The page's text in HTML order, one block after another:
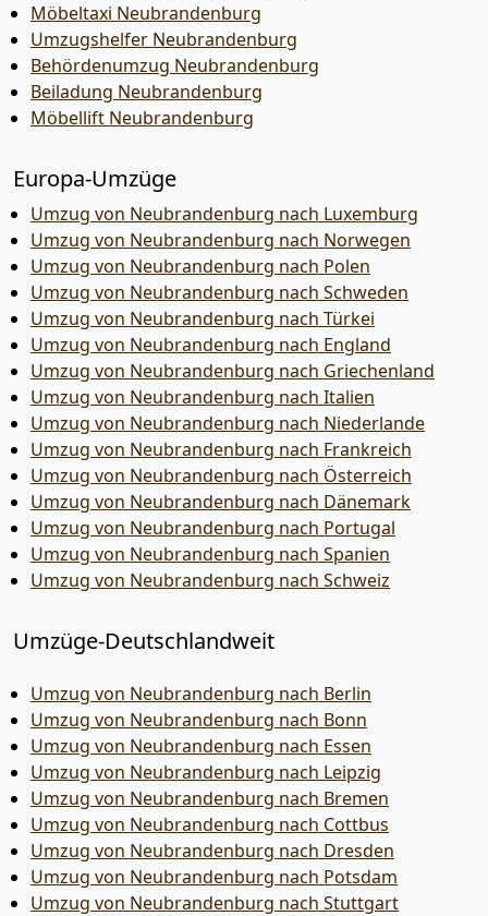
Möbeltaxi Neubrandenburg
Umzugshelfer Neubrandenburg
Behördenumzug Neubrandenburg
Beiladung Neubrandenburg
Möbellift Neubrandenburg
Europa-Umzüge
Umzug von Neubrandenburg nach Luxemburg
Umzug von Neubrandenburg nach Norwegen
Umzug von Neubrandenburg nach Polen
Umzug von Neubrandenburg nach Schweden
Umzug von Neubrandenburg nach Türkei
Umzug von Neubrandenburg nach England
Umzug von Neubrandenburg nach Griechenland
Umzug von Neubrandenburg nach Italien
Umzug von Neubrandenburg nach Niederlande
Umzug von Neubrandenburg nach Frankreich
Umzug von Neubrandenburg nach Österreich
Umzug von Neubrandenburg nach Dänemark
Umzug von Neubrandenburg nach Portugal
Umzug von Neubrandenburg nach Spanien
Umzug von Neubrandenburg nach Schweiz
Umzüge-Deutschlandweit
Umzug von Neubrandenburg nach Berlin
Umzug von Neubrandenburg nach Bonn
Umzug von Neubrandenburg nach Essen
Umzug von Neubrandenburg nach Leipzig
Umzug von Neubrandenburg nach Bremen
Umzug von Neubrandenburg nach Cottbus
Umzug von Neubrandenburg nach Dresden
Umzug von Neubrandenburg nach Potsdam
Umzug von Neubrandenburg nach Stuttgart